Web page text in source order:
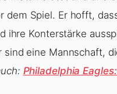
dem Spiel. Er hofft,
ihre Konterstärke
sind eine Mannschaft,
Philadelphia